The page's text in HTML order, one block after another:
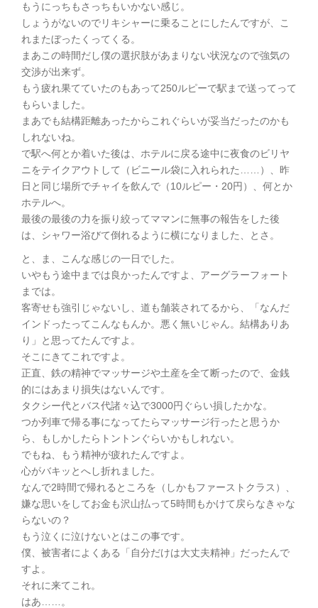
もうにっちもさっちもいかない感じ。
しょうがないのでリキシャーに乗ることにしたんですが、こ
れまたぼったくってくる。
まあこの時間だし僕の選択肢があまりない状況なので強気の
交渉が出来ず。
もう疲れ果てていたのもあって250ルピーで駅まで送ってって
もらいました。
まあでも結構距離あったからこれぐらいが妥当だったのかも
しれないね。
で駅へ何とか着いた後は、ホテルに戻る途中に夜食のビリヤ
ニをテイクアウトして（ビニール袋に入れられた……）、昨
日と同じ場所でチャイを飲んで（10ルピー・20円）、何とか
ホテルへ。
最後の最後の力を振り絞ってママンに無事の報告をした後
は、シャワー浴びて倒れるように横になりました、とさ。
と、ま、こんな感じの一日でした。
いやもう途中までは良かったんですよ、アーグラーフォート
までは。
客寄せも強引じゃないし、道も舗装されてるから、「なんだ
インドったってこんなもんか。悪く無いじゃん。結構ありあ
り」と思ってたんですよ。
そこにきてこれですよ。
正直、鉄の精神でマッサージや土産を全て断ったので、金銭
的にはあまり損失はないんです。
タクシー代とバス代諸々込で3000円ぐらい損したかな。
つか列車で帰る事になってたらマッサージ行ったと思うか
ら、もしかしたらトントンぐらいかもしれない。
でもね、もう精神が疲れたんですよ。
心がバキッとへし折れました。
なんで2時間で帰れるところを（しかもファーストクラス）、
嫌な思いをしてお金も沢山払って5時間もかけて戻らなきゃな
らないの？
もう泣くに泣けないとはこの事です。
僕、被害者によくある「自分だけは大丈夫精神」だったんで
すよ。
それに来てこれ。
はあ……。